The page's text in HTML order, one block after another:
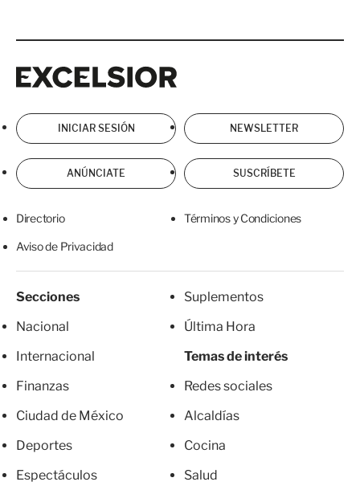
INICIAR SESIÓN NEWSLETTER
ANÚNCIATE SUSCRÍBETE
Directorio Términos y Condiciones
Aviso de Privacidad
Secciones
Nacional
Internacional
Finanzas
Ciudad de México
Deportes
Espectáculos
Suplementos
Última Hora
Temas de interés
Redes sociales
Alcaldías
Cocina
Salud